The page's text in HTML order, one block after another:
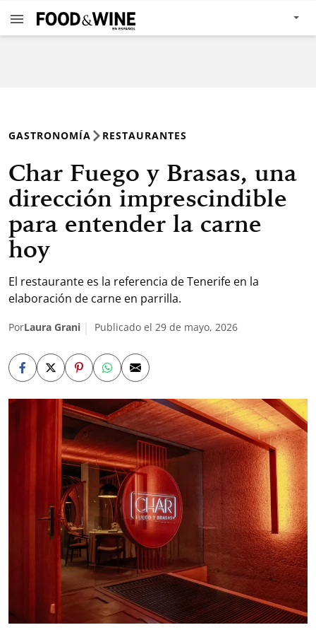
GASTRONOMÍA RESTAURANTES
Char Fuego y Brasas, una
dirección imprescindible
para entender la carne
hoy
El restaurante es la referencia de Tenerife en la
elaboración de carne en parrilla.
PorLaura Grani Publicado el 29 de mayo, 2026